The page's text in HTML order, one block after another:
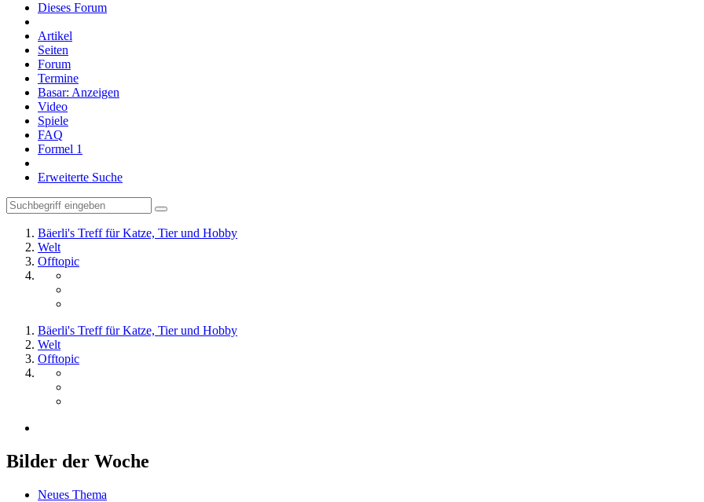
Dieses Forum
Artikel
Seiten
Forum
Termine
Basar: Anzeigen
Video
Spiele
FAQ
Formel 1
Erweiterte Suche
Bäerli's Treff für Katze, Tier und Hobby
Welt
Offtopic
Bäerli's Treff für Katze, Tier und Hobby
Welt
Offtopic
Bilder der Woche
Neues Thema